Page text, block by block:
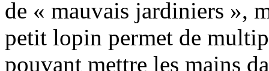
de « mauvais jardiniers »,
petit lopin permet de
pouvant mettre les mains